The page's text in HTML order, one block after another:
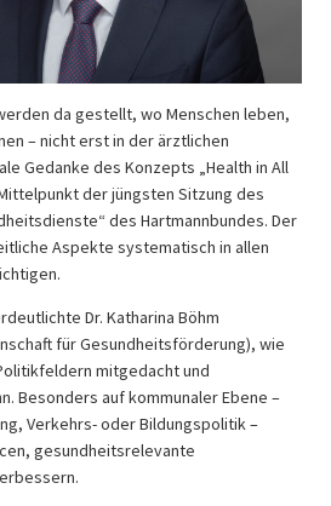
da gestellt, wo Menschen leben,
– nicht erst in der ärztlichen
Gedanke des Konzepts „Health in All
der jüngsten Sitzung des
des Hartmannbundes. Der
Aspekte systematisch in allen
Dr. Katharina Böhm
für Gesundheitsförderung), wie
mitgedacht und
Besonders auf kommunaler Ebene –
Verkehrs- oder Bildungspolitik –
gesundheitsrelevante